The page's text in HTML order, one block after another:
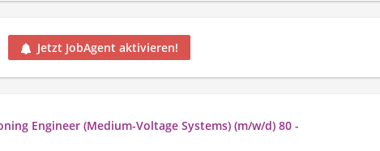
Jetzt JobAgent aktivieren!
Engineer (Medium-Voltage Systems) (m/w/d) 80 -